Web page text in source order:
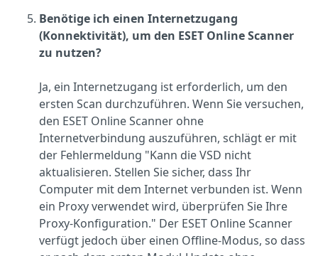
Benötige ich einen Internetzugang
(Konnektivität), um den ESET Online Scanner
zu nutzen?
Ja, ein Internetzugang ist erforderlich, um den
ersten Scan durchzuführen. Wenn Sie versuchen,
den ESET Online Scanner ohne
Internetverbindung auszuführen, schlägt er mit
der Fehlermeldung "Kann die VSD nicht
aktualisieren. Stellen Sie sicher, dass Ihr
Computer mit dem Internet verbunden ist. Wenn
ein Proxy verwendet wird, überprüfen Sie Ihre
Proxy-Konfiguration." Der ESET Online Scanner
verfügt jedoch über einen Offline-Modus, so dass